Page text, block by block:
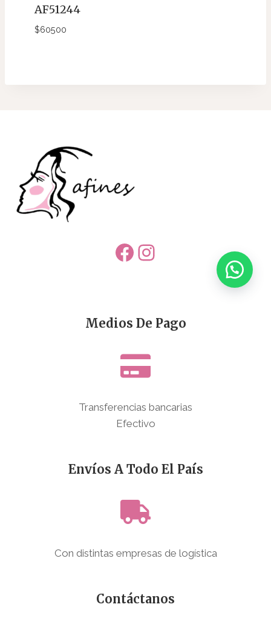
AF51244
$60500
Facebook
Instagram
Medios De Pago
Transferencias bancarias
Efectivo
Envíos A Todo El País
Con distintas empresas de logística
Contáctanos